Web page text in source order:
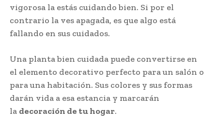
vigorosa la estás cuidando bien. Si por el
contrario la ves apagada, es que algo está
fallando en sus cuidados.
Una planta bien cuidada puede convertirse en
el elemento decorativo perfecto para un salón o
para una habitación. Sus colores y sus formas
darán vida a esa estancia y marcarán
la decoración de tu hogar.